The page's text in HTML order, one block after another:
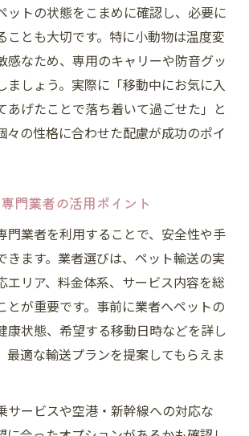
っ越しで長距離移動の休憩方法
ット引っ越し時の体調管理術
っ越し長距離対応サービスの選び
ット引っ越しでの同乗可否と対応
し専門業者選びのポイントとは
っ越し業者口コミ活用のポイント
引っ越し業者サービス内容の違い
っ越し料金比較時の注意点まとめ
っ越しで推奨される相談の進め方
ットの状態をこまめに確認し、必要に
ことも大切です。特に小動物は温度変
感なため、専用のキャリーや防音グッ
ましょう。実際に「移動中にお気に入
あげたことで落ち着いて過ごせた」と
々の性格に合わせた配慮が成功のポイ
門業者の活用ポイント
門業者を利用することで、安全性や手
きます。業者選びは、ペット輸送の実
エリア、料金体系、サービス内容を総
とが重要です。事前に業者へペットの
康状態、希望する移動日時などを詳し
最適な輸送プランを提案してもらえま
サービスや空港・新幹線への対応な